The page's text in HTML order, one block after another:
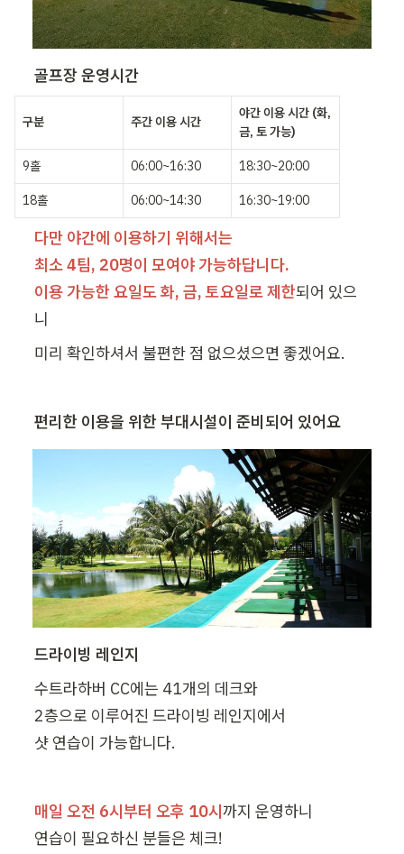
골프장 운영시간
구분 주간 이용 시간
야간 이용 시간 (화,
금, 토 가능)
9홀 06:00~16:30 18:30~20:00
18홀 06:00~14:30 16:30~19:00
다만 야간에 이용하기 위해서는
최소 4팀, 20명이 모여야 가능하답니다.
이용 가능한 요일도 화, 금, 토요일로 제한되어 있으
니
미리 확인하셔서 불편한 점 없으셨으면 좋겠어요.
편리한 이용을 위한 부대시설이 준비되어 있어요
드라이빙 레인지
수트라하버 CC에는 41개의 데크와
2층으로 이루어진 드라이빙 레인지에서
샷 연습이 가능합니다.
매일 오전 6시부터 오후 10시까지 운영하니
연습이 필요하신 분들은 체크!